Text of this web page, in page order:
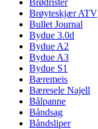
Brødrister
Brøyteskjær ATV
Bullet Journal
Bydue 3.0d
Bydue A2
Bydue A3
Bydue S1
Bæremeis
Bæresele Najell
Bålpanne
Båndsag
Båndsliper